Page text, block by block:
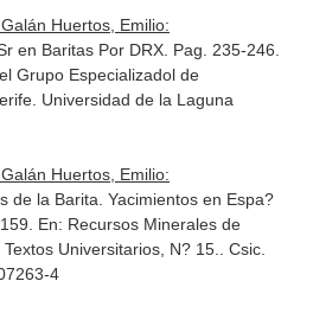
Huertos, Emilio:
en Baritas Por DRX. Pag. 235-246.
Grupo Especializadol de
Universidad de la Laguna
Huertos, Emilio:
de la Barita. Yacimientos en Espa?
En: Recursos Minerales de
Universitarios, N? 15.
. Csic.
4